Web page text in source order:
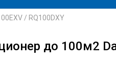
/ RQ100DXY
до 100м2